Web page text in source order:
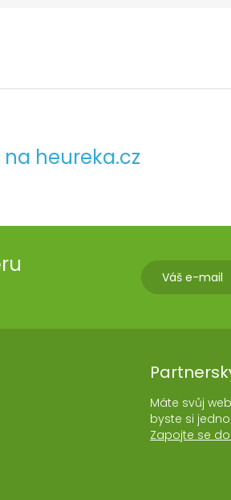
heureka.cz
Máte svůj
byste si
Zapojte se